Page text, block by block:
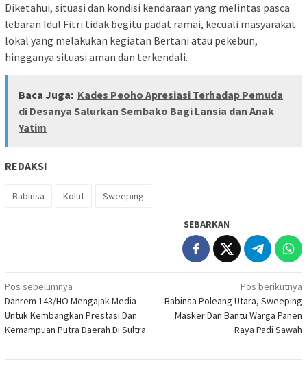
Diketahui, situasi dan kondisi kendaraan yang melintas pasca
lebaran Idul Fitri tidak begitu padat ramai, kecuali masyarakat
lokal yang melakukan kegiatan Bertani atau pekebun,
hingganya situasi aman dan terkendali.
Baca Juga: Kades Peoho Apresiasi Terhadap Pemuda
di Desanya Salurkan Sembako Bagi Lansia dan Anak
Yatim
REDAKSI
Babinsa Kolut Sweeping
SEBARKAN
Navigasi
pos
Pos sebelumnya
Danrem 143/HO Mengajak Media
Untuk Kembangkan Prestasi Dan
Kemampuan Putra Daerah Di Sultra
Pos berikutnya
Babinsa Poleang Utara, Sweeping
Masker Dan Bantu Warga Panen
Raya Padi Sawah